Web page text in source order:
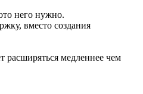
него нужно.
вместо создания
расширяться медленнее чем